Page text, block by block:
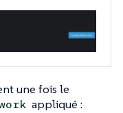
une fois le
appliqué :